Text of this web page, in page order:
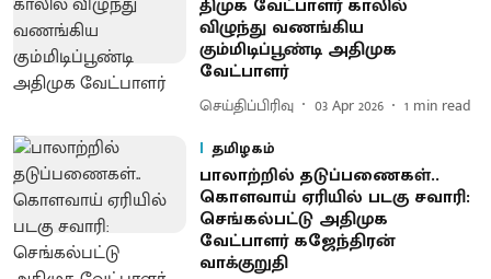
திமுக வேட்பாளர் காலில்
விழுந்து வணங்கிய
கும்மிடிப்பூண்டி அதிமுக
வேட்பாளர்
செய்திப்பிரிவு 03 Apr 2026 1 min read
தமிழகம்
பாலாற்றில் தடுப்பணைகள்..
கொளவாய் ஏரியில் படகு சவாரி:
செங்கல்பட்டு அதிமுக
வேட்பாளர் கஜேந்திரன்
வாக்குறுதி